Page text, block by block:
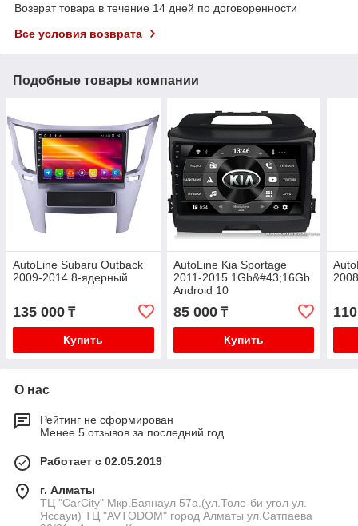
Возврат товара в течение 14 дней по договоренности
Все условия возврата
Подобные товары компании
AutoLine Subaru Outback
2009-2014 8-ядерный
135 000 ₸
Купить
AutoLine Kia Sportage
2011-2015 1Gb&#43;16Gb
Android 10
85 000₸
Купить
О нас
Рейтинг не сформирован
Менее 5 отзывов за последний год
Работает с 02.05.2019
г. Алматы
ТЦ "CarCity" Мкр.Баянаул 57а.(ул.Толе-би угол ул.
Яссауи) ТЦ "AVTODOM" город Алматы ул.Сатпаева